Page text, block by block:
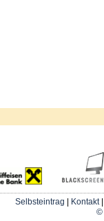
Selbsteintrag Kontakt
©